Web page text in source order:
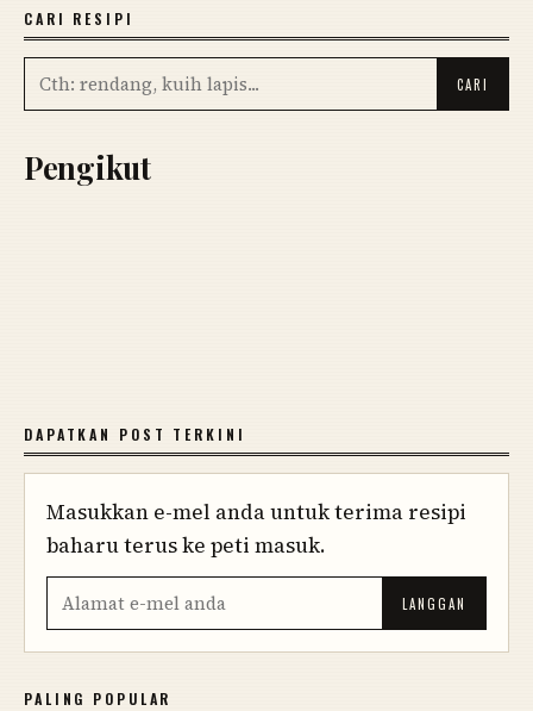
CARI RESIPI
Pengikut
DAPATKAN POST TERKINI
Masukkan e-mel anda untuk terima resipi
baharu terus ke peti masuk.
PALING POPULAR